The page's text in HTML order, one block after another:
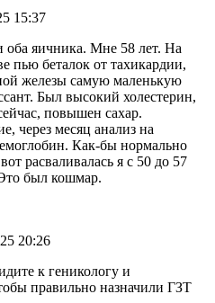
15:37
оба яичника. Мне 58 лет. На
пью беталок от тахикардии,
железы самую маленькую
Был высокий холестерин,
повышен сахар.
через месяц анализ на
Как-бы нормально
расваливалась я с 50 до 57
был кошмар.
20:26
к геникологу и
правильно назначили ГЗТ